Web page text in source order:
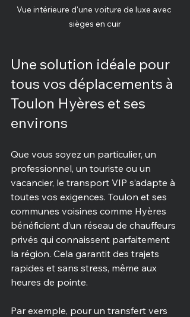
Vue intérieure d'une voiture de luxe avec
sièges en cuir
Une solution idéale pour
tous vos déplacements à
Toulon Hyères et ses
environs
Que vous soyez un particulier, un
professionnel, un touriste ou un
vacancier, le transport VIP s’adapte à
toutes vos exigences. Toulon et ses
communes voisines comme Hyères
bénéficient d’un réseau de chauffeurs
privés qui connaissent parfaitement
la région. Cela garantit des trajets
rapides et sans stress, même aux
heures de pointe.
Par exemple, pour un transfert vers